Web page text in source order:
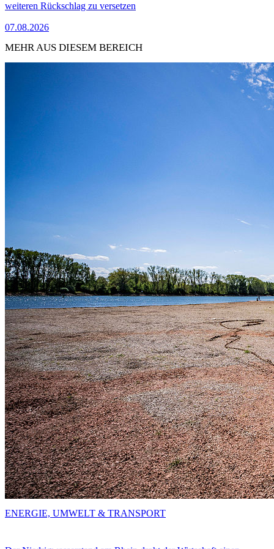
weiteren Rückschlag zu versetzen
07.08.2026
MEHR AUS DIESEM BEREICH
ENERGIE, UMWELT & TRANSPORT